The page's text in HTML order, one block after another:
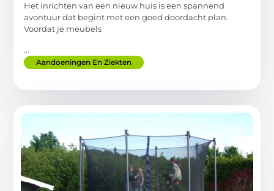
Het inrichten van een nieuw huis is een spannend
avontuur dat begint met een goed doordacht plan.
Voordat je meubels
...
Aandoeningen En Ziekten